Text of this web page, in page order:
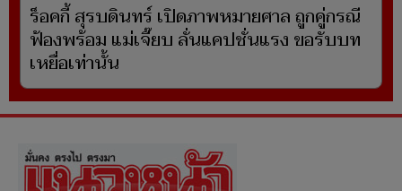
ร็อคกี้ สุรบดินทร์ เปิดภาพหมายศาล ถูกคู่กรณี
ฟ้องพร้อม แม่เจี๊ยบ ลั่นแคปชั่นแรง ขอรับบท
เหยื่อเท่านั้น